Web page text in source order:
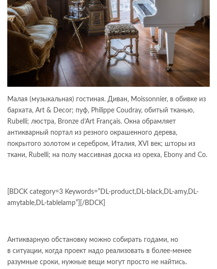
Малая (музыкальная) гостиная. Диван, Moissonnier, в обивке из
бархата, Art & Decor; пуф, Philippe Coudray, обитый тканью,
Rubelli; люстра, Bronze d’Art Français. Окна обрамляет
антикварный портал из резного окрашенного дерева,
покрытого золотом и серебром, Италия, XVI век; шторы из
ткани, Rubelli; на полу массивная доска из ореха, Ebony and Co.
[BDCK category=3 Keywords=”DL-product,DL-black,DL-amy,DL-
amytable,DL-tablelamp”][/BDCK]
Антикварную обстановку можно собирать годами, но
в ситуации, когда проект надо реализовать в более-менее
разумные сроки, нужные вещи могут просто не найтись.